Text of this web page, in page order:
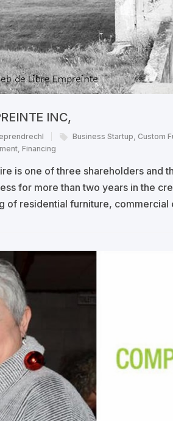
INC,
Business Startup, Custom
, Financing
is one of three shareholders and
for more than two years in the
of residential furniture, commercial